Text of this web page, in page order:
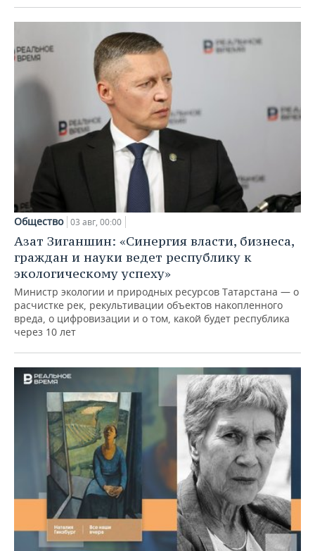
Общество 03 авг, 00:00
Азат Зиганшин: «Синергия власти, бизнеса,
граждан и науки ведет республику к
экологическому успеху»
Министр экологии и природных ресурсов Татарстана — о
расчистке рек, рекультивации объектов накопленного
вреда, о цифровизации и о том, какой будет республика
через 10 лет